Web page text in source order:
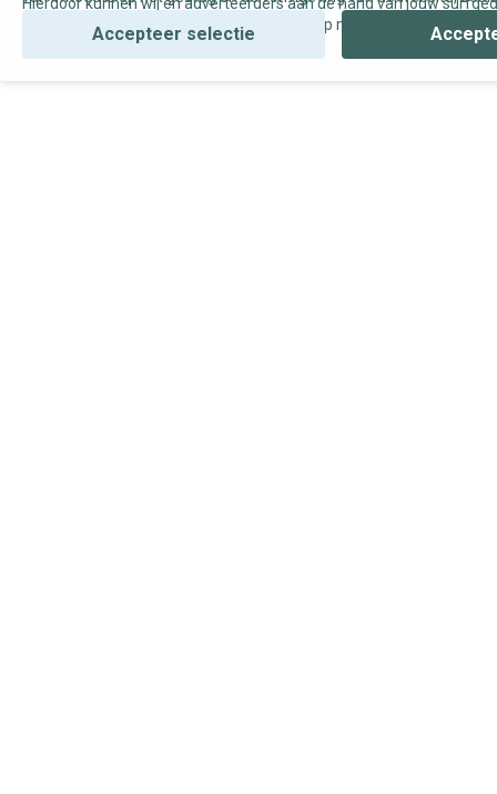
gepersonaliseerde online advertenties en op maat gemaakte
Accepteer selectie